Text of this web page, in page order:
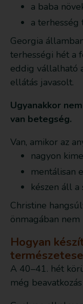
a baba
a terhesség
Georgia
terhességi hét a
eddig vállalható
ellátás javasolt.
Ugyanakkor
van betegség.
Van, amikor az
nagyon
mentálisan
készen áll a
Christine
önmagában nem
Hogyan
A 40–41. hét
még